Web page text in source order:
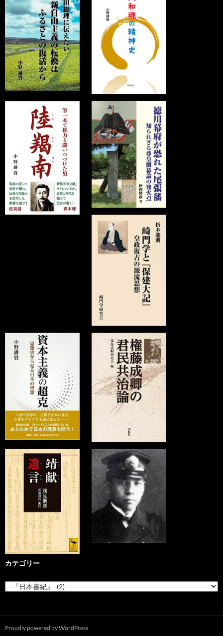
カテゴリー
テ
Proudly powered by WordPress